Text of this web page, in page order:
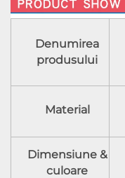
Denumirea
produsului
Material
Dimensiune &
culoare